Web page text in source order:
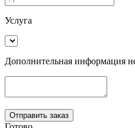
Услуга
Дополнительная информация